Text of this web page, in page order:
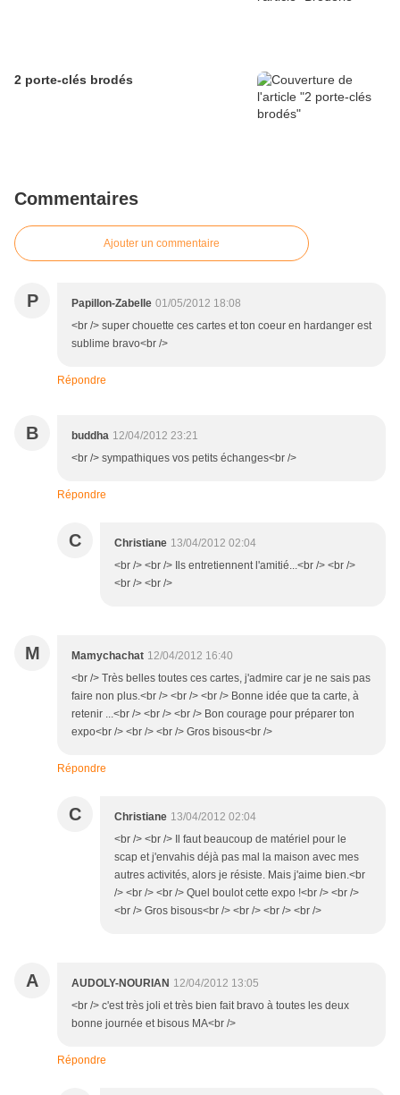
2 porte-clés brodés
Commentaires
Ajouter un commentaire
P Papillon-Zabelle 01/05/2012 18:08
<br /> super chouette ces cartes et ton coeur en hardanger est
sublime bravo<br />
Répondre
B buddha 12/04/2012 23:21
<br /> sympathiques vos petits échanges<br />
Répondre
C Christiane 13/04/2012 02:04
<br /> <br /> Ils entretiennent l'amitié...<br /> <br />
<br /> <br />
M Mamychachat 12/04/2012 16:40
<br /> Très belles toutes ces cartes, j'admire car je ne sais pas
faire non plus.<br /> <br /> <br /> Bonne idée que ta carte, à
retenir ...<br /> <br /> <br /> Bon courage pour préparer ton
expo<br /> <br /> <br /> Gros bisous<br />
Répondre
C Christiane 13/04/2012 02:04
<br /> <br /> Il faut beaucoup de matériel pour le
scap et j'envahis déjà pas mal la maison avec mes
autres activités, alors je résiste. Mais j'aime bien.<br
/> <br /> <br /> Quel boulot cette expo !<br /> <br />
<br /> Gros bisous<br /> <br /> <br /> <br />
A AUDOLY-NOURIAN 12/04/2012 13:05
<br /> c'est très joli et très bien fait bravo à toutes les deux
bonne journée et bisous MA<br />
Répondre